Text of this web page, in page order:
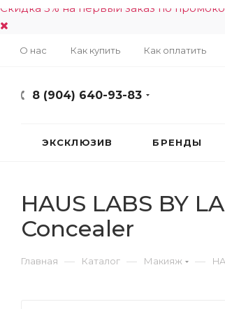
Скидка 5% на первый заказ по
О нас Как купить Как оплатить
8 (904) 640-93-83
ЭКСКЛЮЗИВ БРЕНДЫ
HAUS LABS BY
Concealer
Главная — Каталог — Макияж —